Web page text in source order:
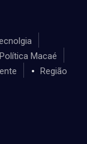
Política Macaé
Região